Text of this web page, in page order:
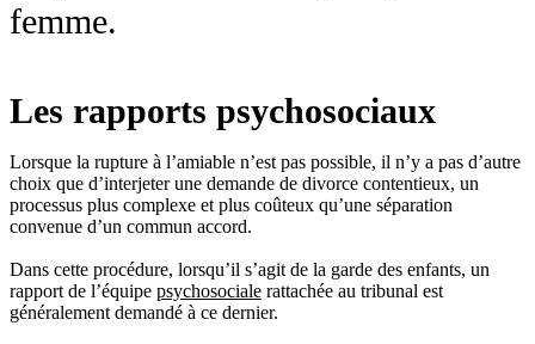
femme.
Les rapports psychosociaux
Lorsque la rupture à l’amiable n’est pas possible, il n’y a pas d’autre
choix que d’interjeter une demande de divorce contentieux, un
processus plus complexe et plus coûteux qu’une séparation
convenue d’un commun accord.
Dans cette procédure, lorsqu’il s’agit de la garde des enfants, un
rapport de l’équipe psychosociale rattachée au tribunal est
généralement demandé à ce dernier.